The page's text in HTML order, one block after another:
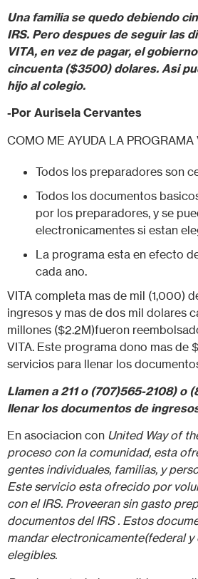
Una familia se quedo debiendo
IRS. Pero despues de seguir las
VITA, en vez de pagar, el
cincuenta ($3500) dolares. Asi
hijo al colegio.
-Por Aurisela Cervantes
COMO ME AYUDA LA PROGRAMA
Todos los preparadores son
Todos los documentos
por los preparadores, y se
electronicamentes si estan
La programa esta en efecto
cada ano.
VITA completa mas de mil (1,000)
ingresos y mas de dos mil dolares
millones ($2.2M)fueron
VITA. Este programa dono mas de
servicios para llenar los
Llamen a 211o (707)565-2108) o
llenar los documentos de
En asociacion con United Way of
proceso con la comunidad, esta
gentes individuales, familias, y
Este servicio esta ofrecido por
con el IRS. Proveeran sin gasto
documentos del IRS . Estos
mandar electronicamente(federal
elegibles.